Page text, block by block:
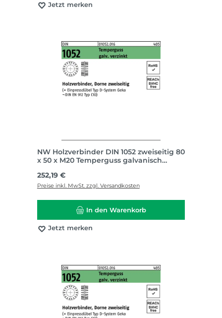
Jetzt merken
NW Holzverbinder DIN 1052 zweiseitig 80
x 50 x M20 Temperguss galvanisch
Regulärer Preis:
252,19 €
Preise inkl. MwSt. zzgl. Versandkosten
In den Warenkorb
Jetzt merken